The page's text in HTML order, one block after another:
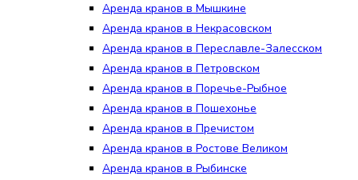
Аренда кранов в Мышкине
Аренда кранов в Некрасовском
Аренда кранов в Переславле-Залесском
Аренда кранов в Петровском
Аренда кранов в Поречье-Рыбное
Аренда кранов в Пошехонье
Аренда кранов в Пречистом
Аренда кранов в Ростове Великом
Аренда кранов в Рыбинске